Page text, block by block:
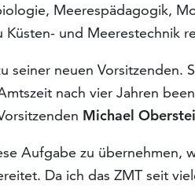
Meerespädagogik,
und Meerestechnik
seiner neuen Vorsitzenden.
nach vier Jahren
Michael
Aufgabe zu übernehmen,
Da ich das ZMT seit